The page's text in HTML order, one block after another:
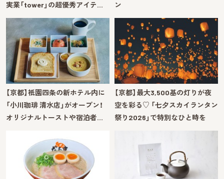
実業「tower」の超優秀アイテ…
ン
【京都】祇園四条の新ホテル内に
「小川珈琲 清水店」がオープン！
オリジナルトーストや宿泊者…
【京都】最大3,500基の灯りが夜
空を彩る♡ 「七夕スカイランタン
祭り2026」で特別なひと時を